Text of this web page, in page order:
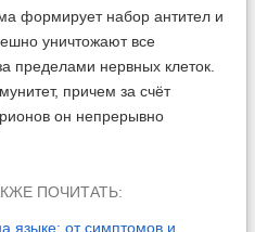
формирует набор антител и
уничтожают все
пределами нервных клеток.
причем за счёт
он непрерывно
ПОЧИТАТЬ:
языке: от симптомов и